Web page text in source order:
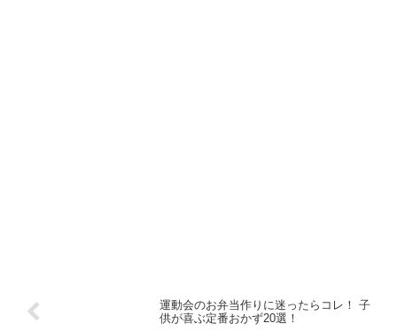
運動会のお弁当作りに迷ったらコレ！ 子
供が喜ぶ定番おかず20選！